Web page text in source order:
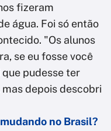
fizeram
água. Foi só então
"Os alunos
se eu fosse você
que pudesse ter
depois descobri
no Brasil?